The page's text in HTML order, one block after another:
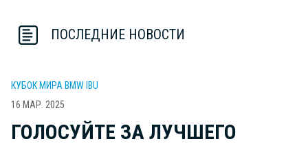
ПОСЛЕДНИЕ НОВОСТИ
КУБОК МИРА BMW IBU
16 МАР. 2025
ГОЛОСУЙТЕ ЗА ЛУЧШЕГО